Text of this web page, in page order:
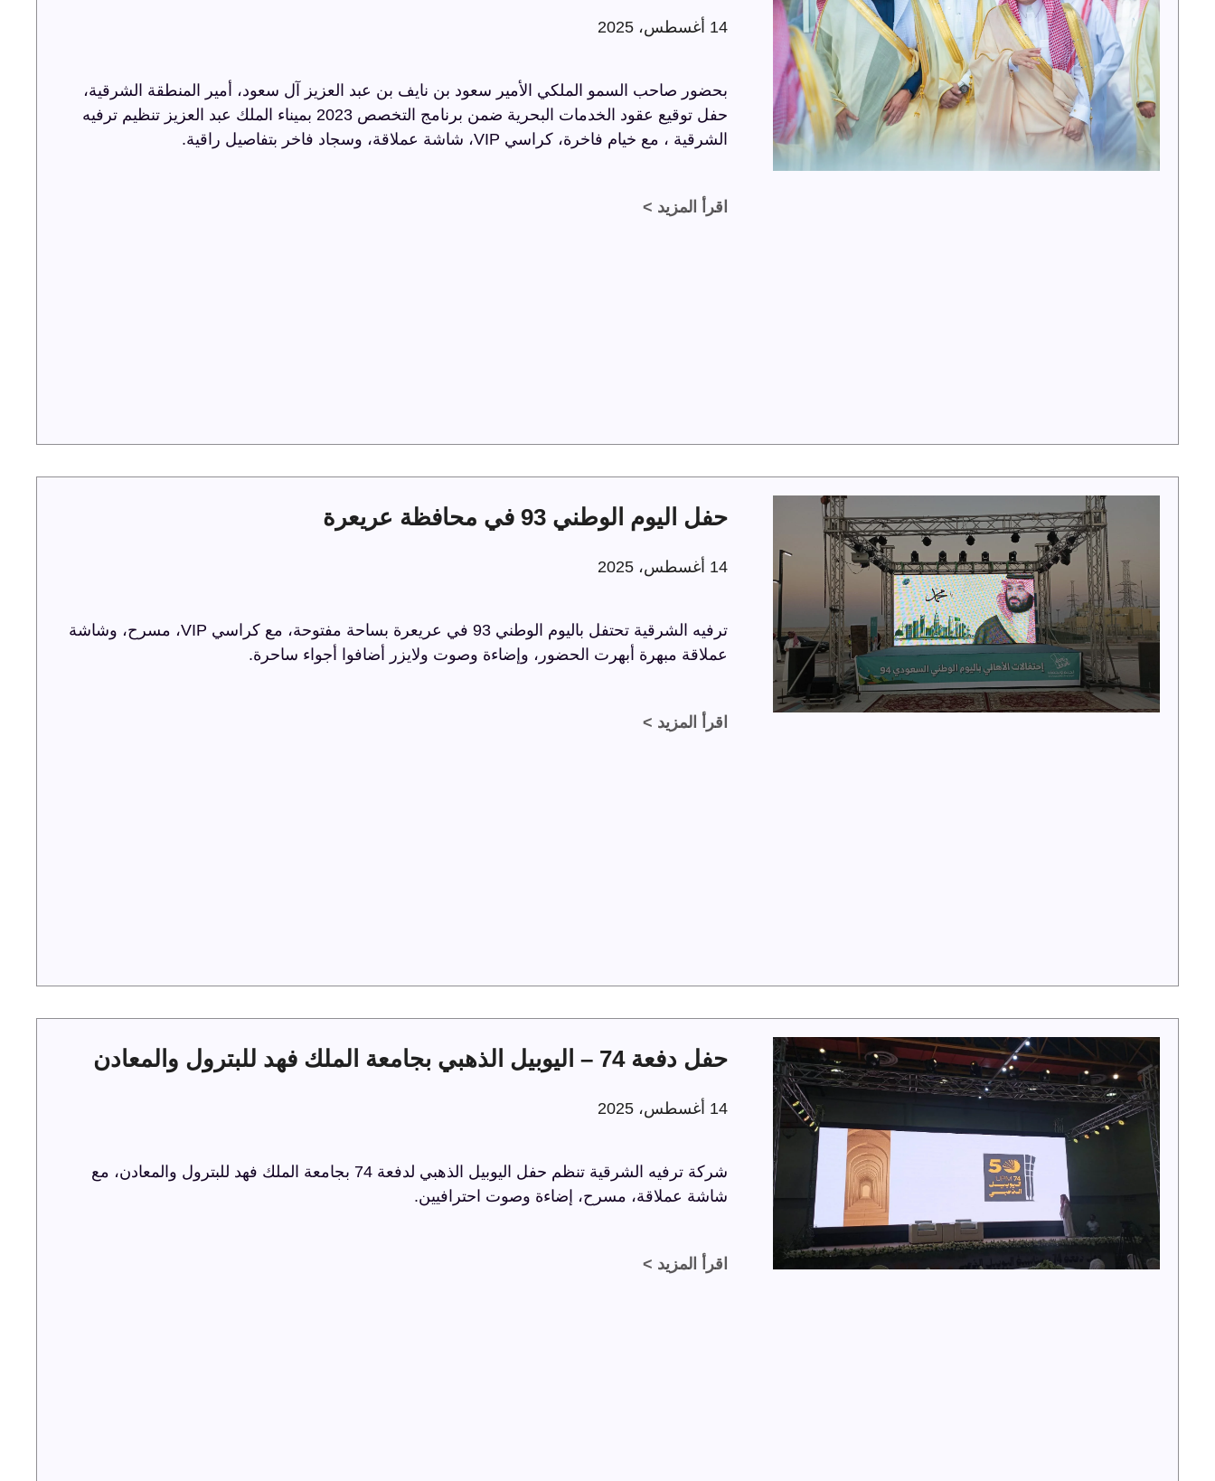
14 أغسطس، 2025
بحضور صاحب السمو الملكي الأمير سعود بن نايف بن عبد العزيز آل سعود، أمير المنطقة الشرقية،
حفل توقيع عقود الخدمات البحرية ضمن برنامج التخصص 2023 بميناء الملك عبد العزيز تنظيم ترفيه
الشرقية ، مع خيام فاخرة، كراسي VIP، شاشة عملاقة، وسجاد فاخر بتفاصيل راقية.
اقرأ المزيد >
حفل اليوم الوطني 93 في محافظة عريعرة
14 أغسطس، 2025
ترفيه الشرقية تحتفل باليوم الوطني 93 في عريعرة بساحة مفتوحة، مع كراسي VIP، مسرح، وشاشة
عملاقة مبهرة أبهرت الحضور، وإضاءة وصوت ولايزر أضافوا أجواء ساحرة.
اقرأ المزيد >
حفل دفعة 74 – اليوبيل الذهبي بجامعة الملك فهد للبترول والمعادن
14 أغسطس، 2025
شركة ترفيه الشرقية تنظم حفل اليوبيل الذهبي لدفعة 74 بجامعة الملك فهد للبترول والمعادن، مع
شاشة عملاقة، مسرح، إضاءة وصوت احترافيين.
اقرأ المزيد >